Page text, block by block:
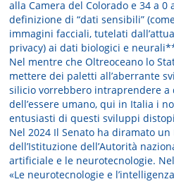
alla Camera del Colorado e 34 a 0
definizione di “dati sensibili”
immagini facciali, tutelati
privacy) ai dati biologici e
Nel mentre che Oltreoceano lo
mettere dei paletti all’aberrante
silicio vorrebbero intraprendere
dell’essere umano, qui in Italia i
entusiasti di questi sviluppi
Nel 2024 Il Senato ha diramato
dell’Istituzione dell’Autorità
artificiale e le neurotecnologie.
«Le neurotecnologie e